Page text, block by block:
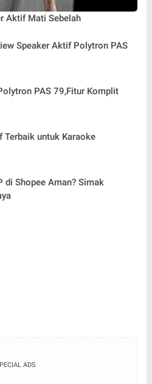
Aktif Mati Sebelah
Speaker Aktif Polytron PAS
Terbaik untuk Karaoke
di Shopee Aman? Simak
ADS